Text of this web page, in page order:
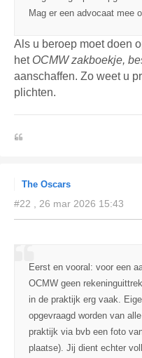
Mag er een advocaat mee
Als u beroep moet doen
het OCMW zakboekje,
aanschaffen. Zo weet u
plichten.
.
The Oscars
#22 , 26 mar 2026 15:43
Eerst en vooral: voor een
OCMW geen
in de praktijk erg vaak.
opgevraagd worden van
praktijk via bvb een foto
plaatse). Jij dient echter